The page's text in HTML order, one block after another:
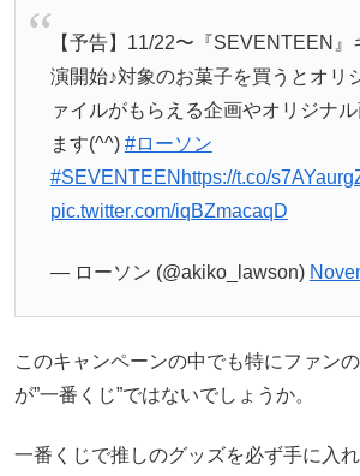
【予告】11/22〜『SEVENTEEN』
演開始♪対象のお菓子を買うとオリ
ァイルがもらえる企画やオリジナ
ます(^^) #ローソン
#SEVENTEEN https://t.co/
pic.twitter.com/iqBZmacaqD
— ローソン (@akiko_lawson)
このキャンペーンの中でも特にファン
が”一番くじ”ではないでしょうか。
一番くじで推しのグッズを必ず手に入